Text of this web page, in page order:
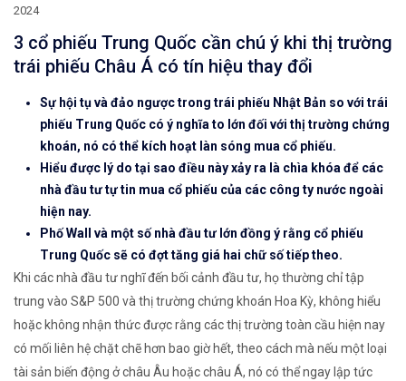
2024
3 cổ phiếu Trung Quốc cần chú ý khi thị trường
trái phiếu Châu Á có tín hiệu thay đổi
Sự hội tụ và đảo ngược trong trái phiếu Nhật Bản so với trái
phiếu Trung Quốc có ý nghĩa to lớn đối với thị trường chứng
khoán, nó có thể kích hoạt làn sóng mua cổ phiếu.
Hiểu được lý do tại sao điều này xảy ra là chìa khóa để các
nhà đầu tư tự tin mua cổ phiếu của các công ty nước ngoài
hiện nay.
Phố Wall và một số nhà đầu tư lớn đồng ý rằng cổ phiếu
Trung Quốc sẽ có đợt tăng giá hai chữ số tiếp theo.
Khi các nhà đầu tư nghĩ đến bối cảnh đầu tư, họ thường chỉ tập
trung vào S&P 500 và thị trường chứng khoán Hoa Kỳ, không hiểu
hoặc không nhận thức được rằng các thị trường toàn cầu hiện nay
có mối liên hệ chặt chẽ hơn bao giờ hết, theo cách mà nếu một loại
tài sản biến động ở châu Âu hoặc châu Á, nó có thể ngay lập tức